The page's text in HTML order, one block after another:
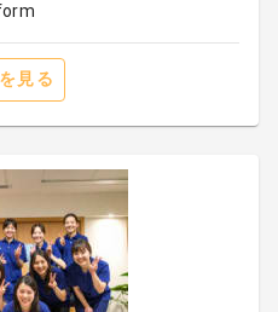
見る